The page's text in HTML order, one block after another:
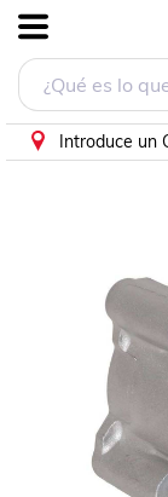
Introduce un
Cuerpo